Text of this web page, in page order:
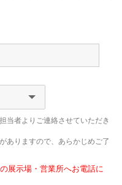
当者よりご連絡させていただき
ありますので、あらかじめご了
展示場・営業所へお電話に